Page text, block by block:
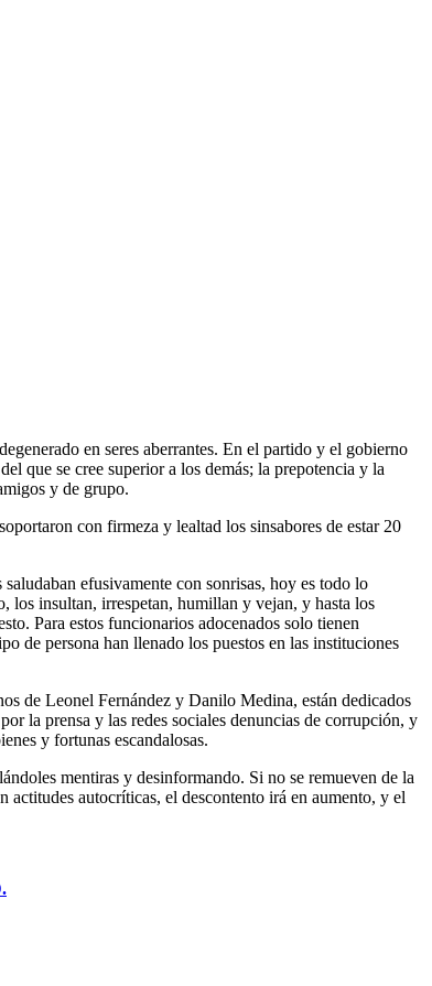
en seres aberrantes. En el partido y el gobierno
que se cree superior a los demás; la prepotencia y la
y de grupo.
con firmeza y lealtad los sinsabores de estar 20
efusivamente con sonrisas, hoy es todo lo
los insultan, irrespetan, humillan y vejan, y hasta los
Para estos funcionarios adocenados solo tienen
de persona han llenado los puestos en las instituciones
de Leonel Fernández y Danilo Medina, están dedicados
la prensa y las redes sociales denuncias de corrupción, y
y fortunas escandalosas.
mentiras y desinformando. Si no se remueven de la
autocríticas, el descontento irá en aumento, y el